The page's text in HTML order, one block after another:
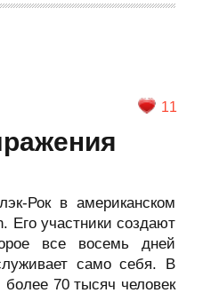
11
Рок в американском
Его участники создают
все восемь дней
само себя. В
70 тысяч человек